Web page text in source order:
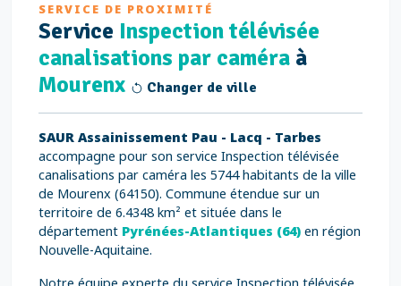
SERVICE DE PROXIMITÉ
Service Inspection télévisée
canalisations par caméra à
Mourenx
Changer de ville
SAUR Assainissement Pau - Lacq - Tarbes
accompagne pour son service Inspection télévisée
canalisations par caméra les 5744 habitants de la ville
de Mourenx (64150). Commune étendue sur un
territoire de 6.4348 km² et située dans le
département Pyrénées-Atlantiques (64) en région
Nouvelle-Aquitaine.